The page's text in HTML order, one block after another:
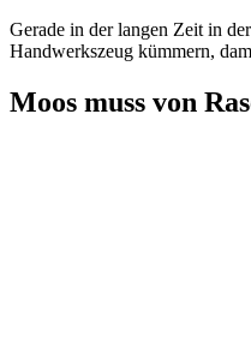
Gerade in der langen Zeit in
Handwerkszeug kümmern,
Moos muss von